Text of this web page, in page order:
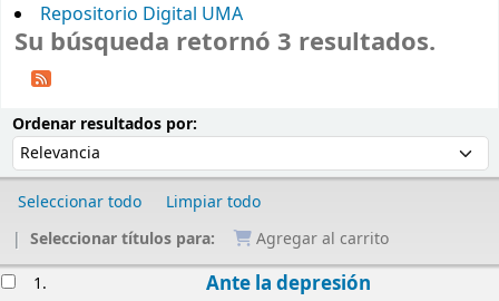
Repositorio Digital UMA
Su búsqueda retornó 3 resultados.
Ordenar resultados por:
Seleccionar todo
Limpiar todo
Seleccionar títulos para:
Agregar al carrito
1. Ante la depresión